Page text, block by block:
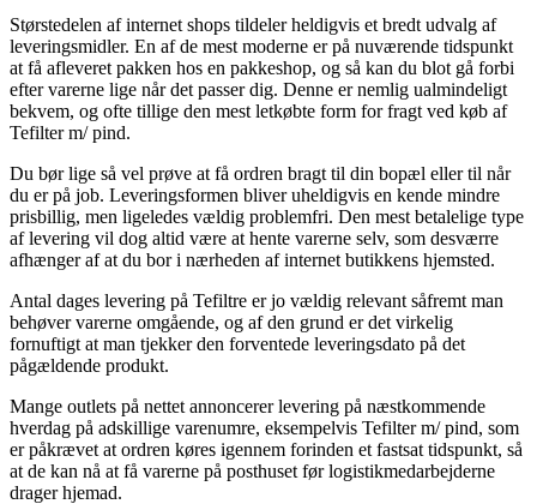
Størstedelen af internet shops tildeler heldigvis et bredt udvalg af
leveringsmidler. En af de mest moderne er på nuværende tidspunkt
at få afleveret pakken hos en pakkeshop, og så kan du blot gå forbi
efter varerne lige når det passer dig. Denne er nemlig ualmindeligt
bekvem, og ofte tillige den mest letkøbte form for fragt ved køb af
Tefilter m/ pind.
Du bør lige så vel prøve at få ordren bragt til din bopæl eller til når
du er på job. Leveringsformen bliver uheldigvis en kende mindre
prisbillig, men ligeledes vældig problemfri. Den mest betalelige type
af levering vil dog altid være at hente varerne selv, som desværre
afhænger af at du bor i nærheden af internet butikkens hjemsted.
Antal dages levering på Tefiltre er jo vældig relevant såfremt man
behøver varerne omgående, og af den grund er det virkelig
fornuftigt at man tjekker den forventede leveringsdato på det
pågældende produkt.
Mange outlets på nettet annoncerer levering på næstkommende
hverdag på adskillige varenumre, eksempelvis Tefilter m/ pind, som
er påkrævet at ordren køres igennem forinden et fastsat tidspunkt, så
at de kan nå at få varerne på posthuset før logistikmedarbejderne
drager hjemad.